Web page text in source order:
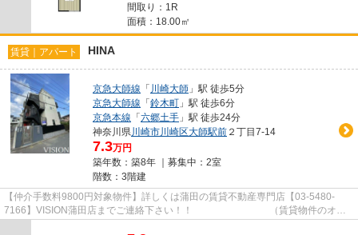
間取り：1R
面積：18.00㎡
賃貸｜アパート HINA
京急大師線 「 川崎大師 」駅 徒歩5分
京急大師線 「鈴木町 」駅 徒歩6分
京急本線 「六郷土手 」駅 徒歩24分
神奈川県川崎市川崎区大師駅前 ２丁目7-14
7.3万円
築年数：築8年 ｜募集中： 2室
階数：3階建
【仲介手数料9800円対象物件】詳しくは蒲田の賃貸不動産専門店【03-5480-
7166】VISION蒲田店までご連絡下さい！！ （賃貸物件のオス
スメポイント）駅徒歩5分以内 2面採...